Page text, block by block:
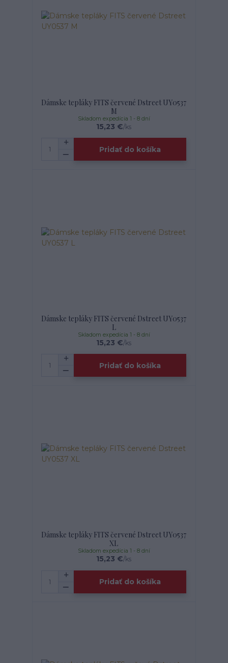
Dámske tepláky FITS červené Dstreet UY0537
M
15,23 €/ks
Skladom expedícia 1 - 8 dní
Pridať do košíka
Dámske tepláky FITS červené Dstreet UY0537
L
15,23 €/ks
Skladom expedícia 1 - 8 dní
Pridať do košíka
Dámske tepláky FITS červené Dstreet UY0537
XL
15,23 €/ks
Skladom expedícia 1 - 8 dní
Pridať do košíka